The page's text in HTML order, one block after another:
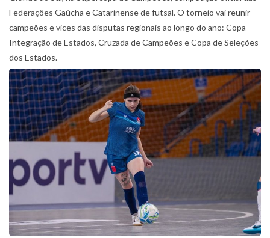
Federações Gaúcha e Catarinense de futsal. O torneio vai reunir
campeões e vices das disputas regionais ao longo do ano: Copa
Integração de Estados, Cruzada de Campeões e Copa de Seleções
dos Estados.